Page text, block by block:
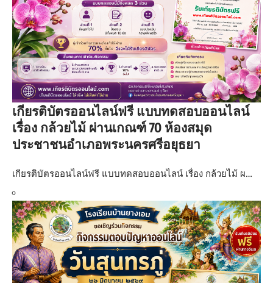
เกียรติบัตรออนไลน์ฟรี แบบทดสอบออนไลน์
เรื่อง กล้วยไม้ ผ่านเกณฑ์ 70 ห้องสมุด
ประชาชนอำเภอพระนครศรีอยุธยา
เกียรติบัตรออนไลน์ฟรี แบบทดสอบออนไลน์ เรื่อง กล้วยไม้ ผ…